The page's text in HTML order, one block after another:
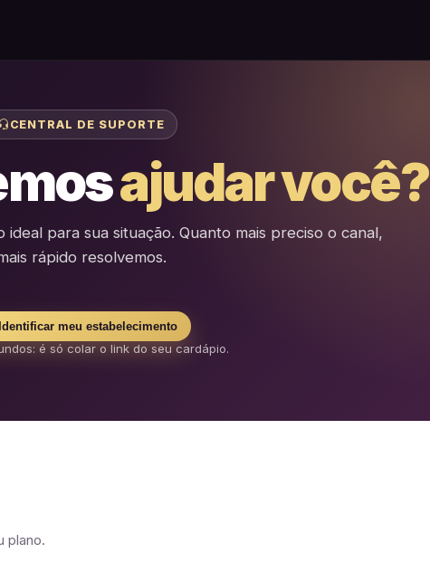
CENTRAL DE SUPORTE
ajudar você?
ideal para sua situação. Quanto mais preciso o canal,
rápido resolvemos.
meu estabelecimento
é só colar o link do seu cardápio.
plano.